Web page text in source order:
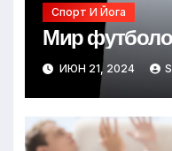
Спорт И Йога
Мир
ИЮН 21, 2024